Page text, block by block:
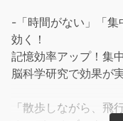
-「時間がない」「集
効く！
記憶効率アップ！集
脳科学研究で効果が
「散歩しながら、飛